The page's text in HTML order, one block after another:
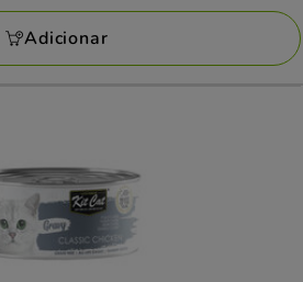
Adicionar